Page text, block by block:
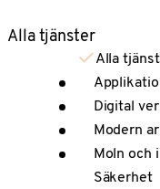
Alla tjänster
Alla
Digital
Modern
Moln och
Säkerhet